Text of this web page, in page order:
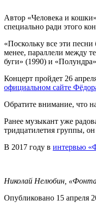
Автор «Человека и
специально ради этого
«Поскольку все эти
менее, параллели между
буги» (1990) и
Концерт пройдет 26
официальном сайте
Обратите внимание, что
Ранее музыкант уже
тридцатилетия группы, он
В 2017 году в интервью
Николай Нелюбин,
Опубликовано 15 апреля